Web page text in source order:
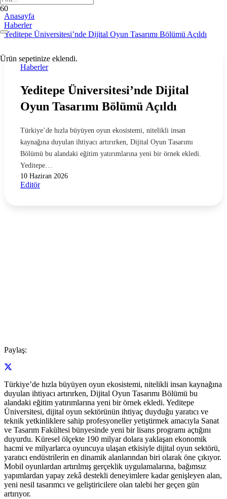
Ürün sepetinize eklendi.
Anasayfa
Haberler
Yeditepe Üniversitesi’nde Dijital Oyun Tasarımı Bölümü Açıldı
Haberler
Yeditepe Üniversitesi’nde Dijital
Oyun Tasarımı Bölümü Açıldı
Türkiye’de hızla büyüyen oyun ekosistemi, nitelikli insan
kaynağına duyulan ihtiyacı artırırken, Dijital Oyun Tasarımı
Bölümü bu alandaki eğitim yatırımlarına yeni bir örnek ekledi.
Yeditepe…
10 Haziran 2026
Editör
Paylaş:
Türkiye’de hızla büyüyen oyun ekosistemi, nitelikli insan kaynağına
duyulan ihtiyacı artırırken, Dijital Oyun Tasarımı Bölümü bu
alandaki eğitim yatırımlarına yeni bir örnek ekledi. Yeditepe
Üniversitesi, dijital oyun sektörünün ihtiyaç duyduğu yaratıcı ve
teknik yetkinliklere sahip profesyoneller yetiştirmek amacıyla Sanat
ve Tasarım Fakültesi bünyesinde yeni bir lisans programı açtığını
duyurdu. Küresel ölçekte 190 milyar dolara yaklaşan ekonomik
hacmi ve milyarlarca oyuncuya ulaşan etkisiyle dijital oyun sektörü,
yaratıcı endüstrilerin en dinamik alanlarından biri olarak öne çıkıyor.
Mobil oyunlardan artırılmış gerçeklik uygulamalarına, bağımsız
yapımlardan yapay zekâ destekli deneyimlere kadar genişleyen alan,
yeni nesil tasarımcı ve geliştiricilere olan talebi her geçen gün
artırıyor.